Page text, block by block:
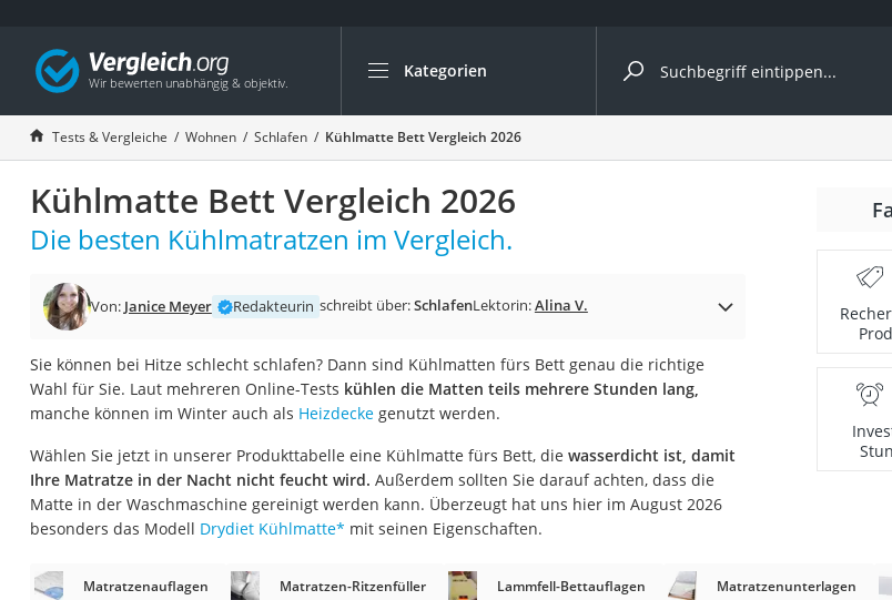
Kategorien
Die beliebtesten Vergleiche nach Kategorie
Wohnen
Matratzen-Topper
Matratzen
Konferenzlautsprecher
Tageslichtlampe
Badlüfter
Bürohocker
Außenleuchte mit Kamera
Akku-Tischlampe
Konferenzmikrofon
Duschkopf mit Kalkfilter
Tests & Vergleiche Wohnen Schlafen Kühlmatte Bett Vergleich 2026
Kühlmatte Bett Vergleich 2026
Die besten Kühlmatratzen im Vergleich.
Von: Janice Meyer Redakteurin schreibt über:SchlafenLektorin:Alina V.
Sie können bei Hitze schlecht schlafen? Dann sind Kühlmatten fürs Bett genau die richtige
Wahl für Sie. Laut mehreren Online-Tests kühlen die Matten teils mehrere Stunden lang,
manche können im Winter auch als Heizdeckegenutzt werden.
Wählen Sie jetzt in unserer Produkttabelle eine Kühlmatte fürs Bett, die wasserdicht ist, damit
Ihre Matratze in der Nacht nicht feucht wird. Außerdem sollten Sie darauf achten, dass die
Matte in der Waschmaschine gereinigt werden kann. Überzeugt hat uns hier im August 2026
besonders das Modell Drydiet Kühlmatte* mit seinen Eigenschaften.
Matratzenauflagen Matratzen-Ritzenfüller Lammfell-Bettauflagen Matratzenunterlagen